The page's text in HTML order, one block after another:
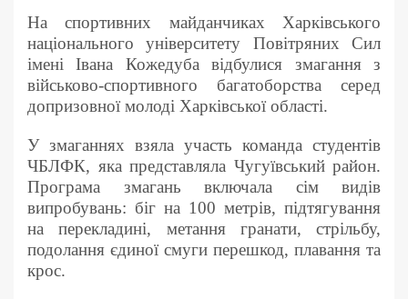
На спортивних майданчиках Харківського
національного університету Повітряних Сил
імені Івана Кожедуба відбулися змагання з
військово-спортивного багатоборства серед
допризовної молоді Харківської області.
У змаганнях взяла участь команда студентів
ЧБЛФК, яка представляла Чугуївський район.
Програма змагань включала сім видів
випробувань: біг на 100 метрів, підтягування
на перекладині, метання гранати, стрільбу,
подолання єдиної смуги перешкод, плавання та
крос.